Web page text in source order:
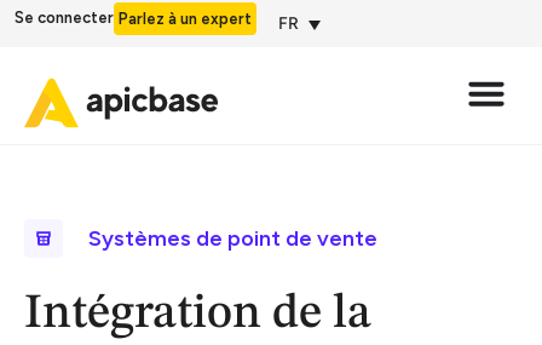
Se connecter Parlez à un expert FR
Systèmes de point de vente
Intégration de la